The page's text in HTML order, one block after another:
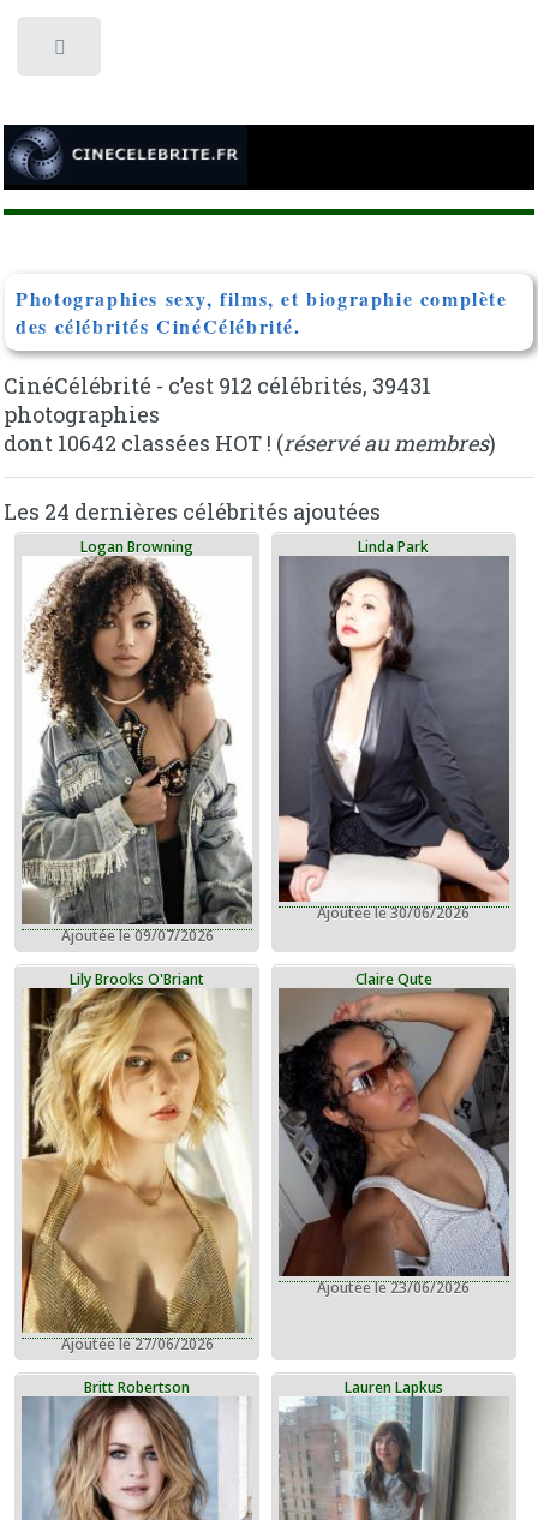
Photographies sexy, films, et biographie complète
des célébrités CinéCélébrité.
CinéCélébrité - c’est 912 célébrités, 39431
photographies
dont 10642 classées HOT ! (réservé au membres)
Les 24 dernières célébrités ajoutées
Logan Browning
Ajoutée le 09/07/2026
Linda Park
Ajoutée le 30/06/2026
Lily Brooks O'Briant
Ajoutée le 27/06/2026
Claire Qute
Ajoutée le 23/06/2026
Britt Robertson Lauren Lapkus